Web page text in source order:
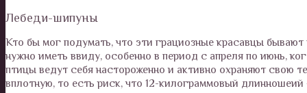
Лебеди-шипуны
Кто бы мог подумать, что эти грациозные красавцы
нужно иметь ввиду, особенно в период с апреля по июнь,
птицы ведут себя настороженно и активно охраняют свою
вплотную, то есть риск, что 12-килограммовый